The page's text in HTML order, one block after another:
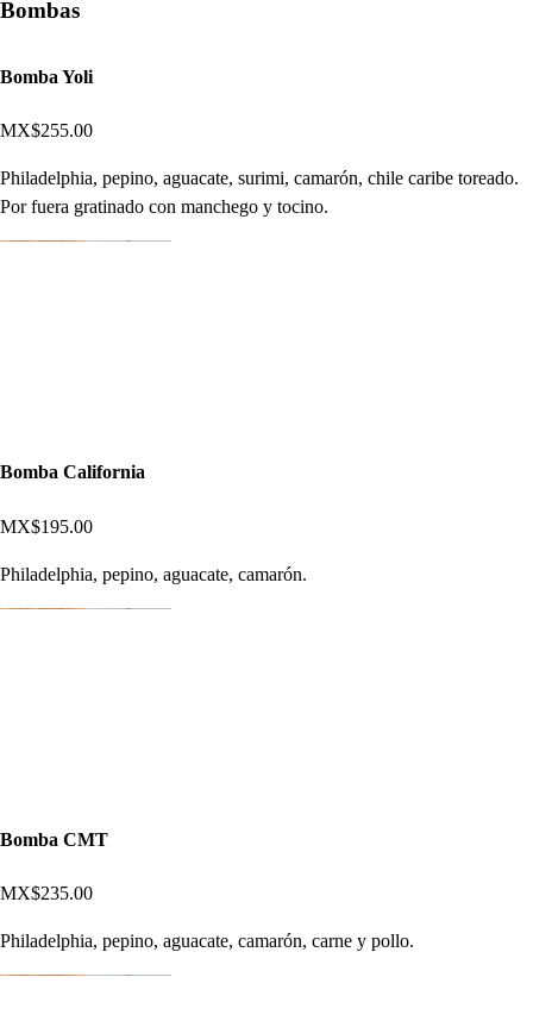
Bombas
Bomba Yoli
MX$255.00
Philadelphia, pepino, aguacate, surimi, camarón, chile caribe toreado.
Por fuera gratinado con manchego y tocino.
Bomba California
MX$195.00
Philadelphia, pepino, aguacate, camarón.
Bomba CMT
MX$235.00
Philadelphia, pepino, aguacate, camarón, carne y pollo.